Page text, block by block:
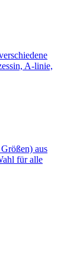
A-linie,
aus
für alle